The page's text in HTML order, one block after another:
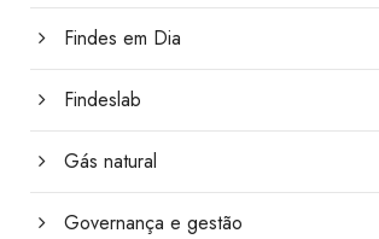
Findes em Dia
Findeslab
Gás natural
Governança e gestão